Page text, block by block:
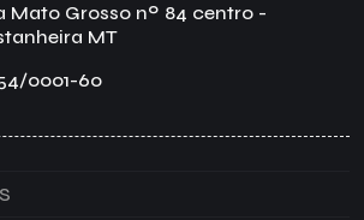
Mato Grosso nº 84 centro -
MT
0001-60